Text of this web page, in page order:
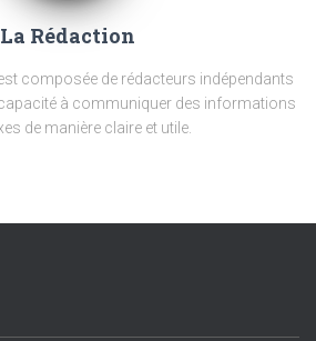
La Rédaction
est composée de rédacteurs indépendants
à communiquer des informations
de manière claire et utile.